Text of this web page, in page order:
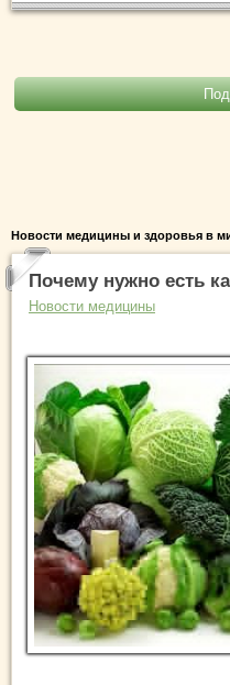
Новости медицины и здоровья в
Почему нужно есть
Новости медицины